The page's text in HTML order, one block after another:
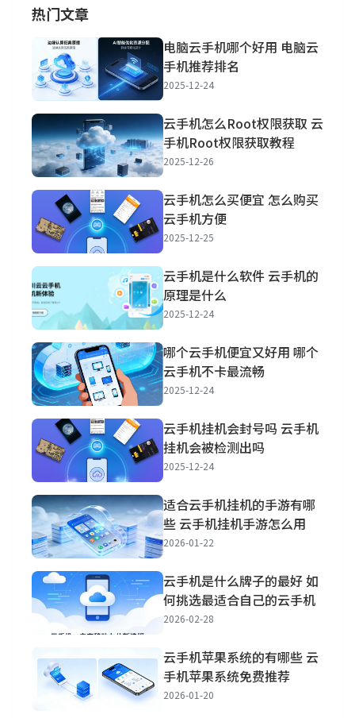
热门文章
电脑云手机哪个好用 电脑云
手机推荐排名
2025-12-24
云手机怎么Root权限获取 云
手机Root权限获取教程
2025-12-26
云手机怎么买便宜 怎么购买
云手机方便
2025-12-25
云手机是什么软件 云手机的
原理是什么
2025-12-24
哪个云手机便宜又好用 哪个
云手机不卡最流畅
2025-12-24
云手机挂机会封号吗 云手机
挂机会被检测出吗
2025-12-24
适合云手机挂机的手游有哪
些 云手机挂机手游怎么用
2026-01-22
云手机是什么牌子的最好 如
何挑选最适合自己的云手机
2026-02-28
云手机苹果系统的有哪些 云
手机苹果系统免费推荐
2026-01-20